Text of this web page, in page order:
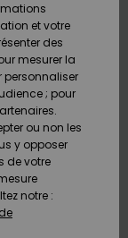
et votre
des
mesurer la
personnaliser
; pour
ou non les
y opposer
de votre
notre :